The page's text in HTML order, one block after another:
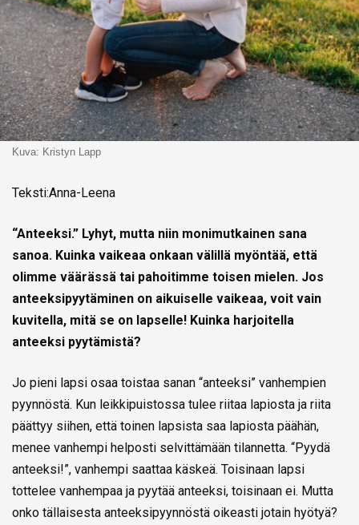
Kuva: Kristyn Lapp
Teksti:Anna-Leena
“Anteeksi.” Lyhyt, mutta niin monimutkainen sana
sanoa. Kuinka vaikeaa onkaan välillä myöntää, että
olimme väärässä tai pahoitimme toisen mielen. Jos
anteeksipyytäminen on aikuiselle vaikeaa, voit vain
kuvitella, mitä se on lapselle! Kuinka harjoitella
anteeksi pyytämistä?
Jo pieni lapsi osaa toistaa sanan “anteeksi” vanhempien
pyynnöstä. Kun leikkipuistossa tulee riitaa lapiosta ja riita
päättyy siihen, että toinen lapsista saa lapiosta päähän,
menee vanhempi helposti selvittämään tilannetta. “Pyydä
anteeksi!”, vanhempi saattaa käskeä. Toisinaan lapsi
tottelee vanhempaa ja pyytää anteeksi, toisinaan ei. Mutta
onko tällaisesta anteeksipyynnöstä oikeasti jotain hyötyä?